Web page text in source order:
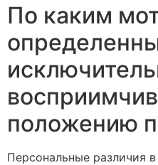
По каким
положению
Персональные различия